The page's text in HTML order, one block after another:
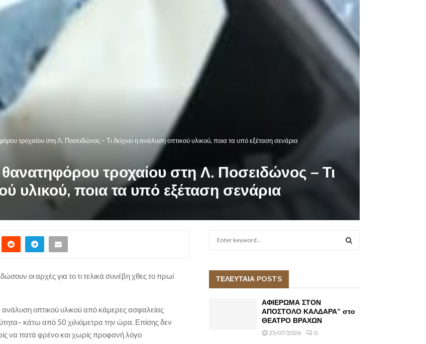
τροχαίου στη Λ. Ποσειδώνος – Τι δείχνει η ανάλυση οπτικού υλικού, ποια τα υπό εξέταση σενάρια
θανατηφόρου τροχαίου στη Λ. Ποσειδώνος – Τι
υλικού, ποια τα υπό εξέταση σενάρια
οι αρχές για το τι τελικά συνέβη χθες το πρωί
οπτικού υλικού από κάμερες ασφαλείας
κάτω από 50 χιλιόμετρα την ώρα. Επίσης δεν
να πατά φρένο και χωρίς προφανή λόγο
h
ΤΕΛΕΥΤΑΙΑ POSTS
ΑΦΙΕΡΩΜΑ ΣΤΟΝ
ΑΠΟΣΤΟΛΟ ΚΑΛΔΑΡΑ” στο
ΘΕΑΤΡΟ ΒΡΑΧΩΝ
25/07/2026 0